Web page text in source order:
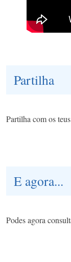
Partilha
Partilha com os
E agora...
Podes agora